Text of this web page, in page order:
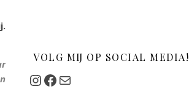
VOLG MIJ OP SOCIAL MEDIA!
Instagram
Facebook
Mail